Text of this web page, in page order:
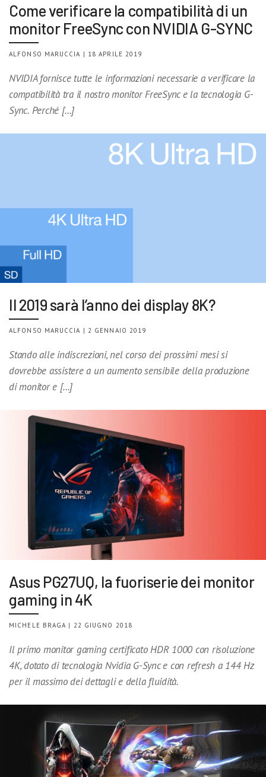
Come verificare la compatibilità di un
monitor FreeSync con NVIDIA G-SYNC
ALFONSO MARUCCIA | 18 APRILE 2019
NVIDIA fornisce tutte le informazioni necessarie a verificare la
compatibilità tra il nostro monitor FreeSync e la tecnologia G-
Sync. Perché […]
Il 2019 sarà l’anno dei display 8K?
ALFONSO MARUCCIA | 2 GENNAIO 2019
Stando alle indiscrezioni, nel corso dei prossimi mesi si
dovrebbe assistere a un aumento sensibile della produzione
di monitor e […]
Asus PG27UQ, la fuoriserie dei monitor
gaming in 4K
MICHELE BRAGA | 22 GIUGNO 2018
Il primo monitor gaming certificato HDR 1000 con risoluzione
4K, dotato di tecnologia Nvidia G-Sync e con refresh a 144 Hz
per il massimo dei dettagli e della fluidità.